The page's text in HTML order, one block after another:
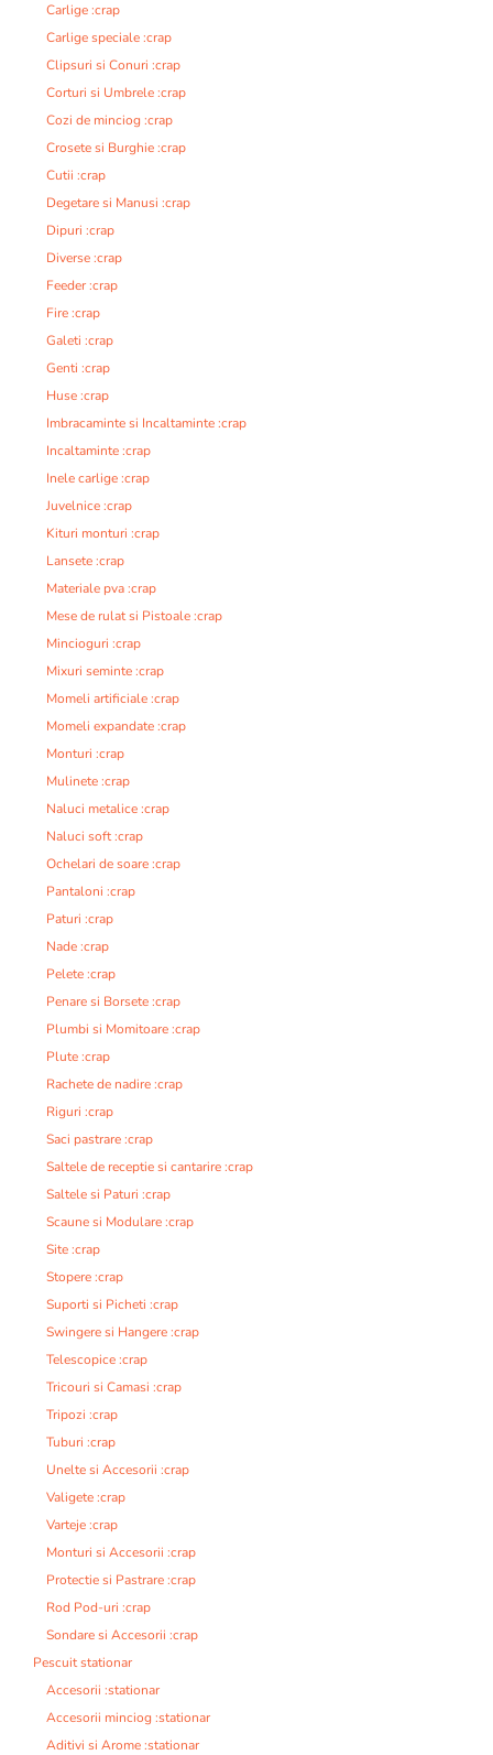
Carlige :crap
Carlige speciale :crap
Clipsuri si Conuri :crap
Corturi si Umbrele :crap
Cozi de minciog :crap
Crosete si Burghie :crap
Cutii :crap
Degetare si Manusi :crap
Dipuri :crap
Diverse :crap
Feeder :crap
Fire :crap
Galeti :crap
Genti :crap
Huse :crap
Imbracaminte si Incaltaminte :crap
Incaltaminte :crap
Inele carlige :crap
Juvelnice :crap
Kituri monturi :crap
Lansete :crap
Materiale pva :crap
Mese de rulat si Pistoale :crap
Mincioguri :crap
Mixuri seminte :crap
Momeli artificiale :crap
Momeli expandate :crap
Monturi :crap
Mulinete :crap
Naluci metalice :crap
Naluci soft :crap
Ochelari de soare :crap
Pantaloni :crap
Paturi :crap
Nade :crap
Pelete :crap
Penare si Borsete :crap
Plumbi si Momitoare :crap
Plute :crap
Rachete de nadire :crap
Riguri :crap
Saci pastrare :crap
Saltele de receptie si cantarire :crap
Saltele si Paturi :crap
Scaune si Modulare :crap
Site :crap
Stopere :crap
Suporti si Picheti :crap
Swingere si Hangere :crap
Telescopice :crap
Tricouri si Camasi :crap
Tripozi :crap
Tuburi :crap
Unelte si Accesorii :crap
Valigete :crap
Varteje :crap
Monturi si Accesorii :crap
Protectie si Pastrare :crap
Rod Pod-uri :crap
Sondare si Accesorii :crap
Pescuit stationar
Accesorii :stationar
Accesorii minciog :stationar
Aditivi si Arome :stationar